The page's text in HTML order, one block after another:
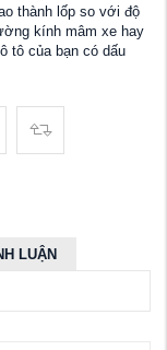
thành lốp so với độ
kính mâm xe hay
tô của bạn có dấu
LUẬN